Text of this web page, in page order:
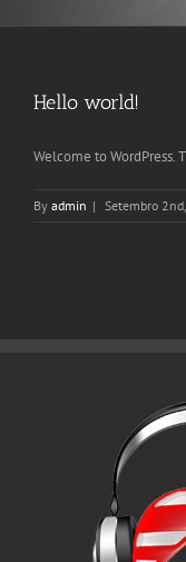
Hello world!
Welcome to WordPress.
By admin | Setembro